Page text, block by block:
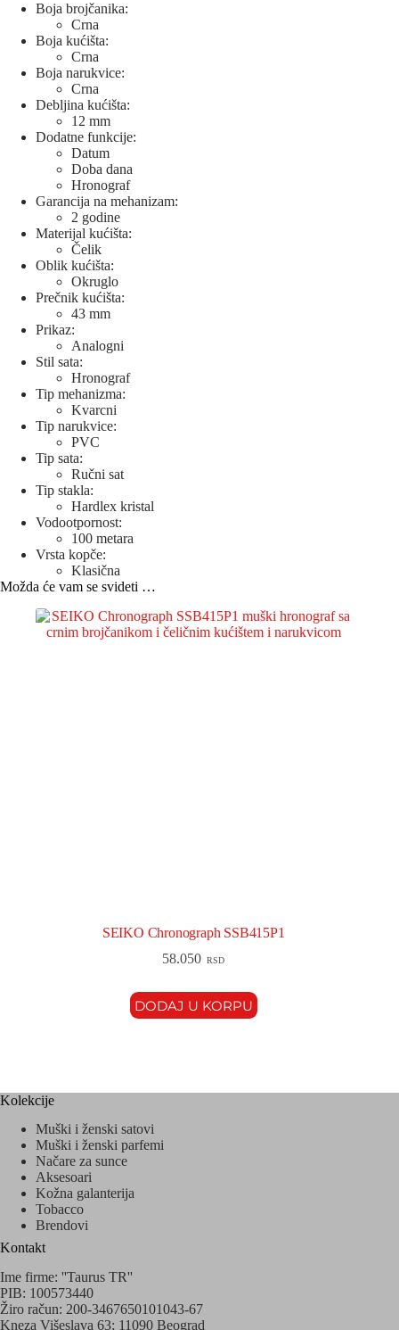
Boja brojčanika:
Crna
Boja kućišta:
Crna
Boja narukvice:
Crna
Debljina kućišta:
12 mm
Dodatne funkcije:
Datum
Doba dana
Hronograf
Garancija na mehanizam:
2 godine
Materijal kućišta:
Čelik
Oblik kućišta:
Okruglo
Prečnik kućišta:
43 mm
Prikaz:
Analogni
Stil sata:
Hronograf
Tip mehanizma:
Kvarcni
Tip narukvice:
PVC
Tip sata:
Ručni sat
Tip stakla:
Hardlex kristal
Vodootpornost:
100 metara
Vrsta kopče:
Klasična
Možda će vam se svideti …
SEIKO Chronograph SSB415P1
58.050 RSD
DODAJ U KORPU
Kolekcije
Muški i ženski satovi
Muški i ženski parfemi
Načare za sunce
Aksesoari
Kožna galanterija
Tobacco
Brendovi
Kontakt
Ime firme: ''Taurus TR''
PIB: 100573440
Žiro račun: 200-3467650101043-67
Kneza Višeslava 63; 11090 Beograd